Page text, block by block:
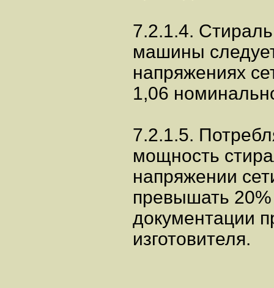
7.2.1.4.
машины
напряжениях
1,06
7.2.1.5.
мощность
напряжении
превышать
документации
изготовителя.